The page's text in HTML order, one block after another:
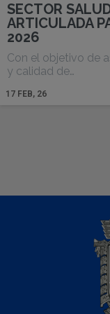
SECTOR
ARTICULADA
2026
17 FEB, 26
Con el objetivo de
y calidad de…